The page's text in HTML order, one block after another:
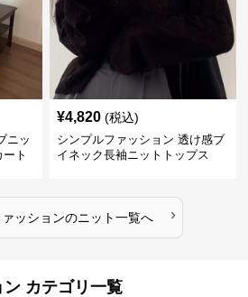
ニッ
ト
¥4,820 (税込)
シンプルファッション 透け感ブ
イネック長袖ニットトップス
ッションのニット一覧へ ›
カテゴリ一覧